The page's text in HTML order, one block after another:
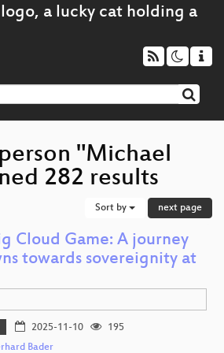
"Michael
282 results
Sort by next page
Cloud Game: A journey
towards sovereignity at
2025-11-10
195
Bader